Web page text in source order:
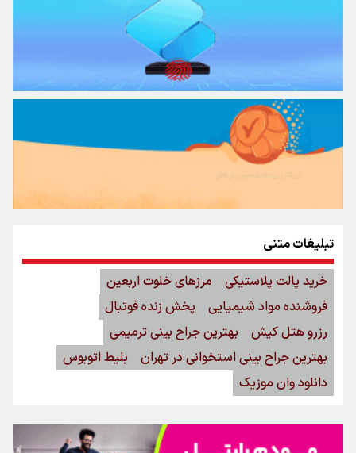
تبلیغات متنی
خرید پالت پلاستیکی
مرزهای خلوت اربعین
فروشنده مواد شیمیایی
پخش زنده فوتبال
رزرو هتل کیش
بهترین جراح بینی ترمیمی
بهترین جراح بینی استخوانی در تهران
بلیط اتوبوس
دانلود وان موزیک